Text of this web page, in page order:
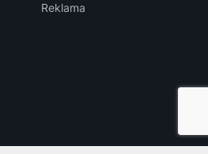
Reklama